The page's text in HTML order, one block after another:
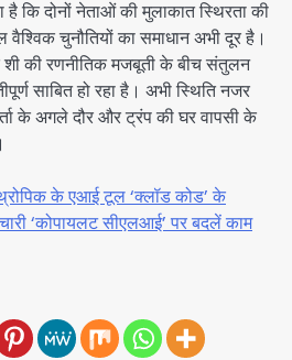
है कि दोनों नेताओं की मुलाकात स्थिरता की
चुनौतियों का समाधान अभी दूर है।
की रणनीतिक मजबूती के बीच संतुलन
साबित हो रहा है। अभी स्थिति नजर
के अगले दौर और ट्रंप की घर वापसी के
के एआई टूल ‘क्लॉड कोड’ के
‘कोपायलट सीएलआई’ पर बदलें काम